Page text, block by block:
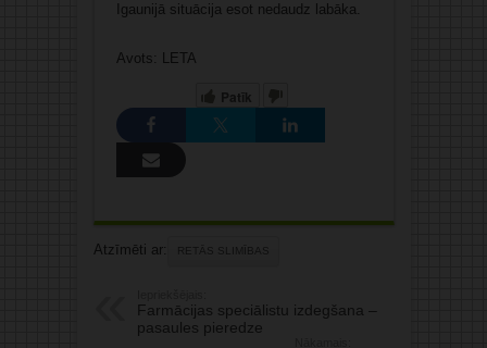
Igaunijā situācija esot nedaudz labāka.
Avots: LETA
Patīk
Atzīmēti ar: RETĀS SLIMĪBAS
Farmācijas speciālistu izdegšana –
pasaules pieredze